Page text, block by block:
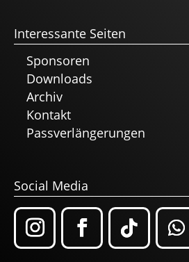
Interessante Seiten
Sponsoren
Downloads
Archiv
Kontakt
Passverlängerungen
Social Media